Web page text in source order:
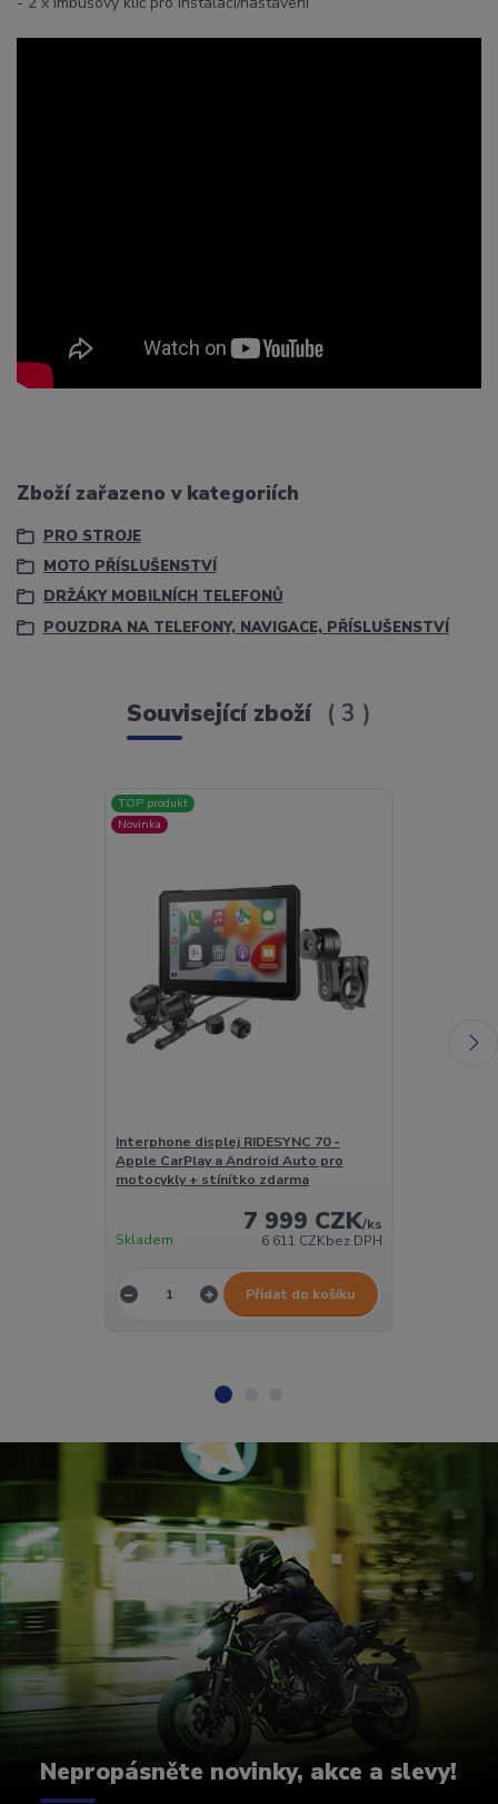
Zboží zařazeno v kategoriích
PRO STROJE
MOTO PŘÍSLUŠENSTVÍ
DRŽÁKY MOBILNÍCH TELEFONŮ
POUZDRA NA TELEFONY, NAVIGACE, PŘÍSLUŠENSTVÍ
Související zboží 3
TOP produkt
Novinka
Interphone displej RIDESYNC 70 -
Apple CarPlay a Android Auto pro
motocykly + stínítko zdarma
7 999 CZK/ks
6 611 CZKbez DPH
Skladem
Přidat do košíku
Nepropásněte novinky, akce a slevy!